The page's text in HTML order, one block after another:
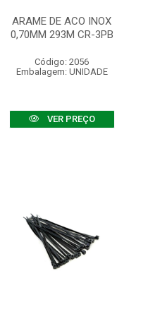
ARAME DE ACO INOX
0,70MM 293M CR-3PB
Código: 2056
Embalagem: UNIDADE
VER PREÇO